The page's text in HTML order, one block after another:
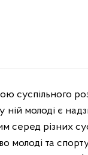
суспільного
ній молоді є
серед різних
молоді та